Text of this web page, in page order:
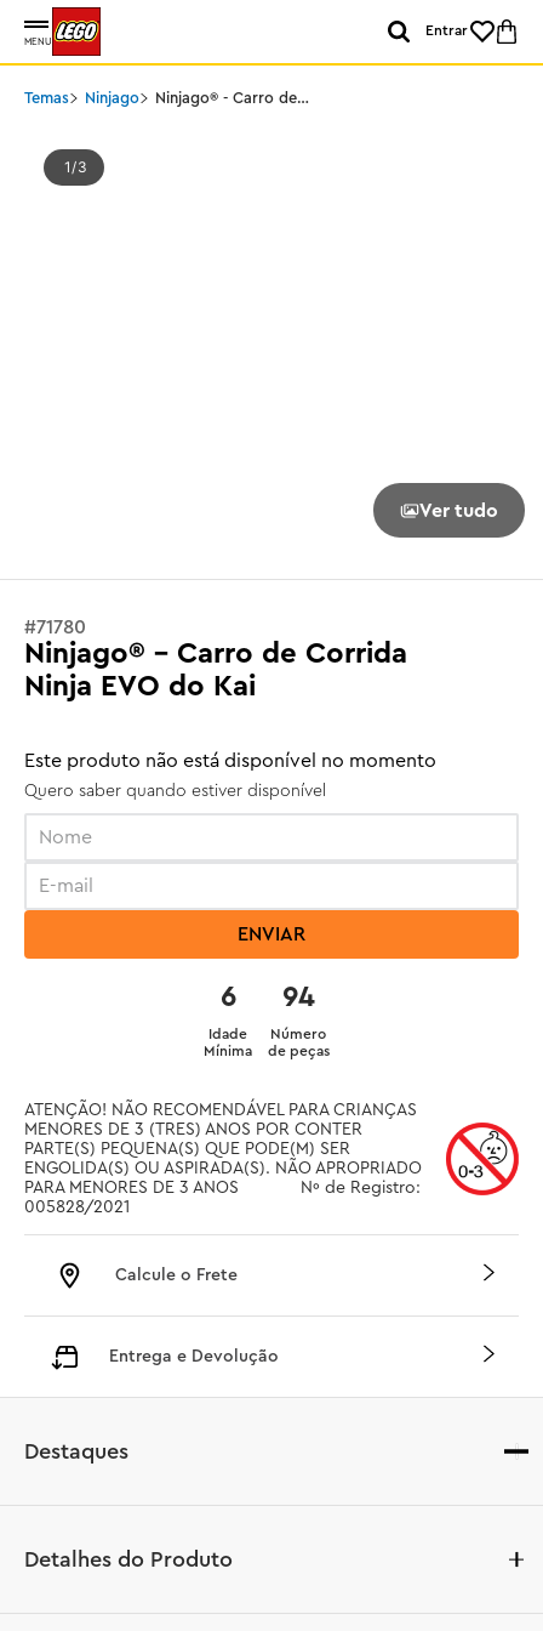
MENU
Entrar
Temas Ninjago
Ninjago® - Carro de
1 3
Ver tudo
#71780
Ninjago® - Carro de Corrida
Ninja EVO do Kai
Este produto não está disponível no momento
Quero saber quando estiver disponível
ENVIAR
94
Número
de peças
6
Idade
Mínima
ATENÇÃO! NÃO RECOMENDÁVEL PARA CRIANÇAS
MENORES DE 3 (TRES) ANOS POR CONTER
PARTE(S) PEQUENA(S) QUE PODE(M) SER
ENGOLIDA(S) OU ASPIRADA(S). NÃO APROPRIADO
PARA MENORES DE 3 ANOS		 Nº de Registro:
005828/2021
Calcule o Frete
Entrega e Devolução
Destaques
Detalhes do Produto